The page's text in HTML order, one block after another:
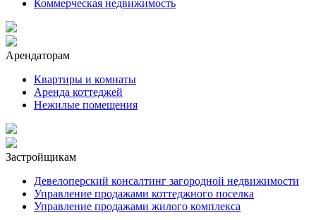
Коммерческая недвижимость
Арендаторам
Квартиры и комнаты
Аренда коттеджей
Нежилые помещения
Застройщикам
Девелоперский консалтинг загородной недвижимости
Управление продажами коттеджного поселка
Управление продажами жилого комплекса